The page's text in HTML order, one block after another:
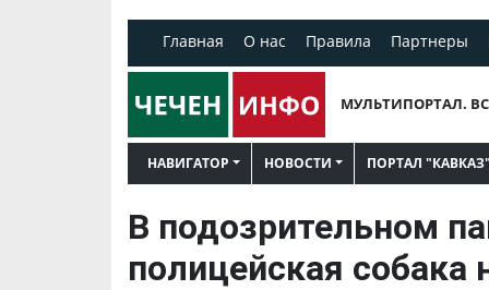
Главная О нас Правила Партнеры
МУЛЬТИПОРТАЛ.
НАВИГАТОР НОВОСТИ ПОРТАЛ "КАВКАЗ"
В подозрительном
полицейская собака